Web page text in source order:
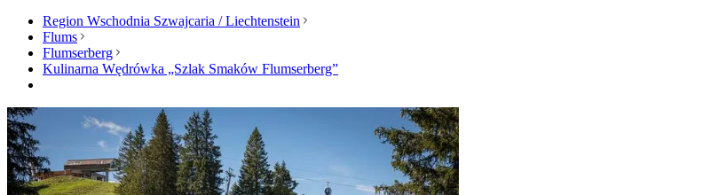
Region Wschodnia Szwajcaria / Liechtenstein
Flums
Flumserberg
Kulinarna Wędrówka „Szlak Smaków Flumserberg”